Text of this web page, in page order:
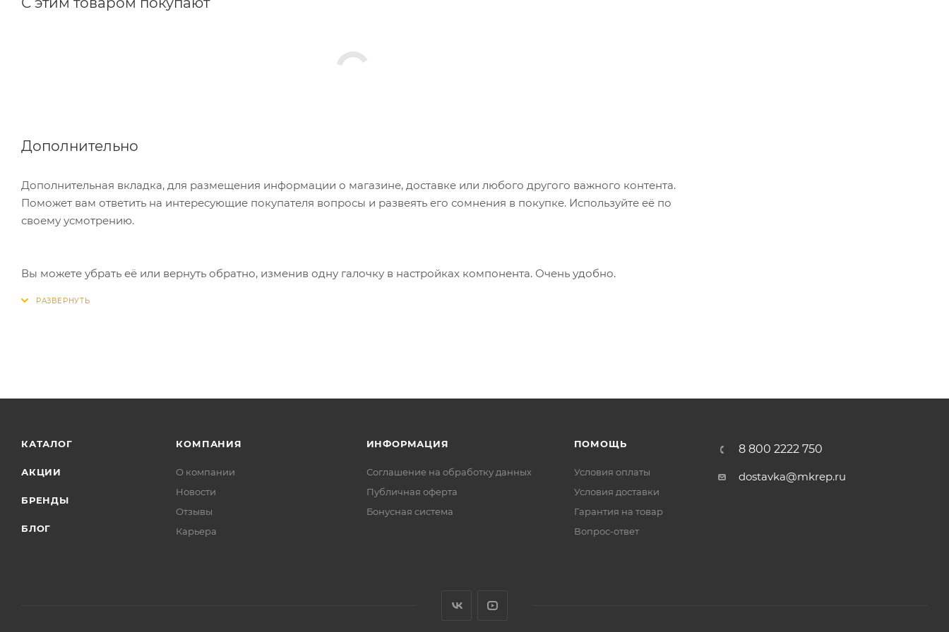
Дополнительно
Дополнительная вкладка, для размещения информации о магазине, доставке или любого другого важного контента.
Поможет вам ответить на интересующие покупателя вопросы и развеять его сомнения в покупке. Используйте её по
своему усмотрению.
Вы можете убрать её или вернуть обратно, изменив одну галочку в настройках компонента. Очень удобно.
КАТАЛОГ
АКЦИИ
БРЕНДЫ
БЛОГ
КОМПАНИЯ
О компании
Новости
Отзывы
Карьера
ИНФОРМАЦИЯ
Соглашение на обработку данных
Публичная оферта
Бонусная система
ПОМОЩЬ
Условия оплаты
Условия доставки
Гарантия на товар
Вопрос-ответ
8 800 2222 750
dostavka@mkrep.ru